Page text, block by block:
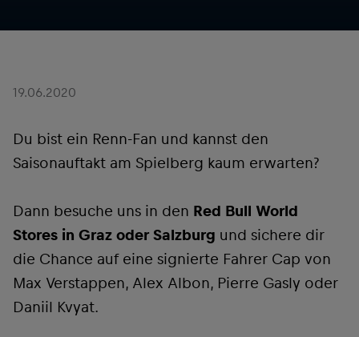
19.06.2020
Du bist ein Renn-Fan und kannst den
Saisonauftakt am Spielberg kaum erwarten?
Dann besuche uns in den Red Bull World
Stores in Graz oder Salzburg und sichere dir
die Chance auf eine signierte Fahrer Cap von
Max Verstappen, Alex Albon, Pierre Gasly oder
Daniil Kvyat.